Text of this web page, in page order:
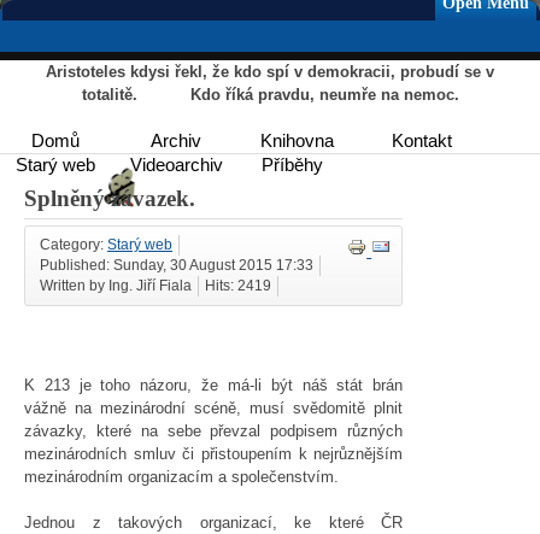
Aristoteles kdysi řekl, že kdo spí v demokracii, probudí se v
totalitě. Kdo říká pravdu, neumře na nemoc.
Domů Archiv Knihovna
Kontakt
Starý web
Videoarchiv Příběhy
Splněný závazek.
Category: Starý web
Published: Sunday, 30 August 2015 17:33
Written by Ing. Jiří Fiala
Hits: 2419
K 213 je toho názoru, že má-li být náš stát brán
vážně na mezinárodní scéně, musí svědomitě plnit
závazky, které na sebe převzal podpisem různých
mezinárodních smluv či přistoupením k nejrůznějším
mezinárodním organizacím a společenstvím.
Jednou z takových organizací, ke které ČR